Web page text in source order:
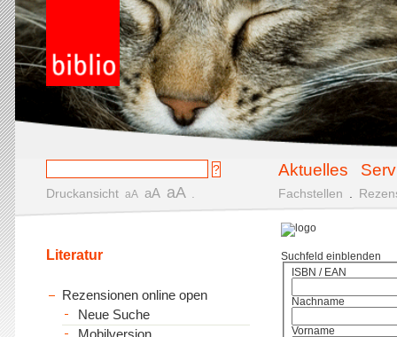
Aktuelles
Druckansicht aA aA aA Fachstellen
Suchfeld einblenden
ISBN / EAN
Nachname
Vorname
Literatur
Rezensionen online open
Neue Suche
Mobilversion